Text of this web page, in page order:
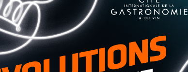
mêlant féerie et solidarité ? C’est
village de Noël aux actions caritatives,
+ d’infos dans notre article.